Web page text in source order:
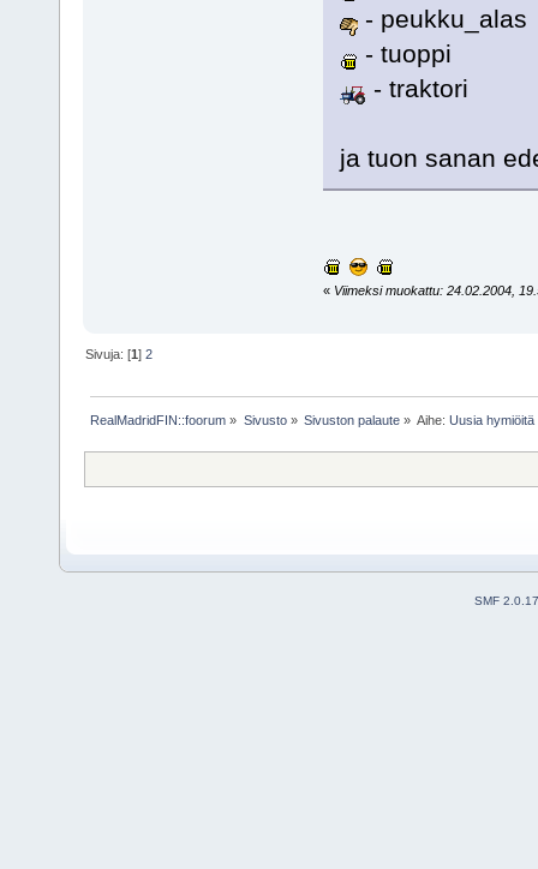
- peukku_alas
- tuoppi
- traktori
ja tuon sanan
« Viimeksi muokattu: 24.02.2004,
Sivuja: [1]2
RealMadridFIN::foorum » Sivusto» Sivuston palaute» Aihe:Uusia hymiöitä
SMF 2.0.17